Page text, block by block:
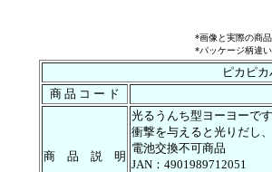
*画像と実際の商
*パッケージ柄違
ピカピ
商 品 コ ー ド
商 品 説 明
光るうんち型ヨーヨーで
衝撃を与えると光りだし
電池交換不可商品
JAN：4901989712051